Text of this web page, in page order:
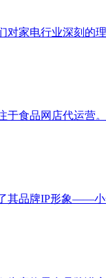
家电行业深刻的理
食品网店代运营。
其品牌IP形象——小